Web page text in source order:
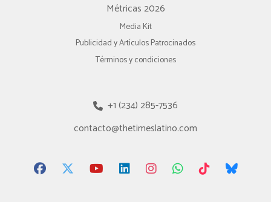
Métricas 2026
Media Kit
Publicidad y Artículos Patrocinados
Términos y condiciones
+1 (234) 285-7536
contacto@thetimeslatino.com